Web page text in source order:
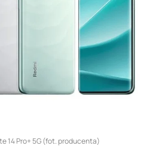
14 Pro+ 5G (fot. producenta)